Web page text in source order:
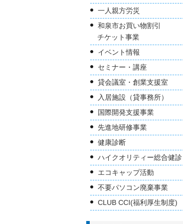
一人親方労災
和泉市お買い物割引
チケット事業
イベント情報
セミナー・講座
貸会議室・創業支援室
入居施設（貸事務所）
国際開発支援事業
先進地研修事業
健康診断
ハイクオリティー総合健診
エコキャップ活動
不要パソコン廃棄事業
CLUB CCI(福利厚生制度)